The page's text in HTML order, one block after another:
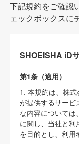
下記規約をご確認
ェックボックスに
SHOEISHA iD
第1条（適用）
1. 本規約は、株式
が提供するサービ
な内容については
に関し、当社と利
を目的とし、利用